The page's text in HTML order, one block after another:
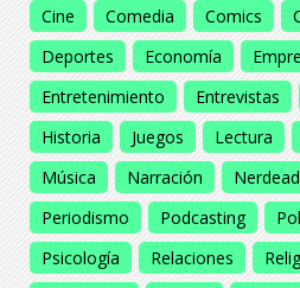
Cine
Comedia Comics
Deportes
Economía
Entretenimiento
Entrevistas
Historia
Juegos Lectura
Música
Narración
Periodismo
Podcasting
Psicología
Relaciones